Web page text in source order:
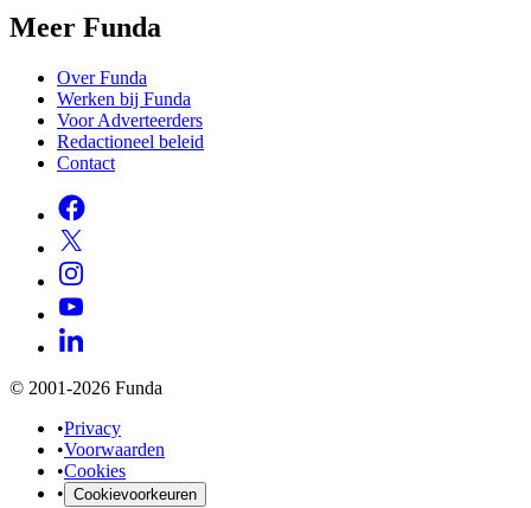
Meer Funda
Over Funda
Werken bij Funda
Voor Adverteerders
Redactioneel beleid
Contact
© 2001-2026 Funda
•Privacy
•Voorwaarden
•Cookies
• Cookievoorkeuren